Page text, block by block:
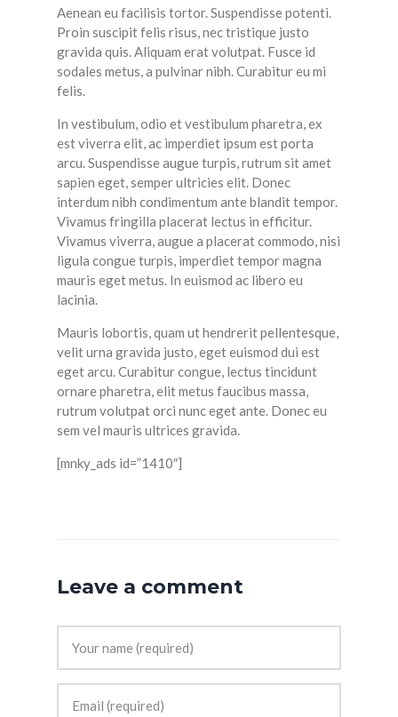
Aenean eu facilisis tortor. Suspendisse potenti.
Proin suscipit felis risus, nec tristique justo
gravida quis. Aliquam erat volutpat. Fusce id
sodales metus, a pulvinar nibh. Curabitur eu mi
felis.
In vestibulum, odio et vestibulum pharetra, ex
est viverra elit, ac imperdiet ipsum est porta
arcu. Suspendisse augue turpis, rutrum sit amet
sapien eget, semper ultricies elit. Donec
interdum nibh condimentum ante blandit tempor.
Vivamus fringilla placerat lectus in efficitur.
Vivamus viverra, augue a placerat commodo, nisi
ligula congue turpis, imperdiet tempor magna
mauris eget metus. In euismod ac libero eu
lacinia.
Mauris lobortis, quam ut hendrerit pellentesque,
velit urna gravida justo, eget euismod dui est
eget arcu. Curabitur congue, lectus tincidunt
ornare pharetra, elit metus faucibus massa,
rutrum volutpat orci nunc eget ante. Donec eu
sem vel mauris ultrices gravida.
[mnky_ads id=”1410″]
Leave a comment